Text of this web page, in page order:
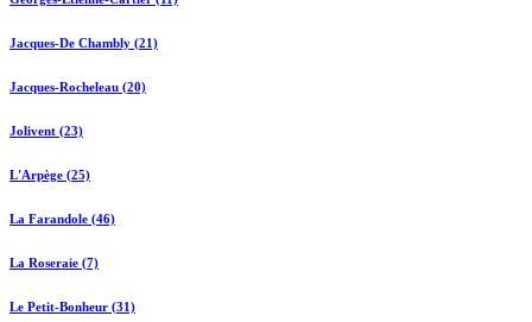
Jacques-De Chambly (21)
Jacques-Rocheleau (20)
Jolivent (23)
L'Arpège (25)
La Farandole (46)
La Roseraie (7)
Le Petit-Bonheur (31)